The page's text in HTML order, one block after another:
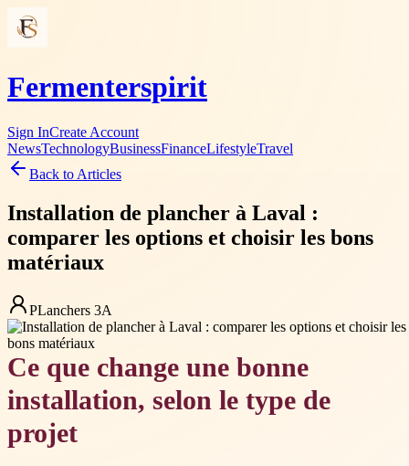
Fermenterspirit
Sign InCreate Account
NewsTechnologyBusinessFinanceLifestyleTravel
Back to Articles
Installation de plancher à Laval :
comparer les options et choisir les bons
matériaux
PLanchers 3A
Ce que change une bonne
installation, selon le type de
projet